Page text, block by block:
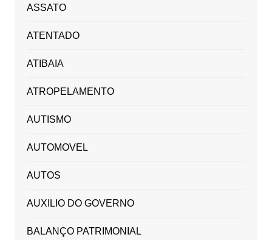
ASSATO
ATENTADO
ATIBAIA
ATROPELAMENTO
AUTISMO
AUTOMOVEL
AUTOS
AUXILIO DO GOVERNO
BALANÇO PATRIMONIAL